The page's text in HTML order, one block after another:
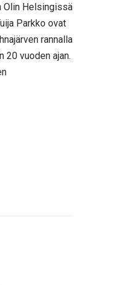
Olin Helsingissä
Parkko ovat
rannalla
20 vuoden ajan.